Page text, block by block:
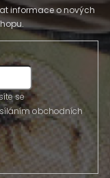
informace o nových
se
obchodních